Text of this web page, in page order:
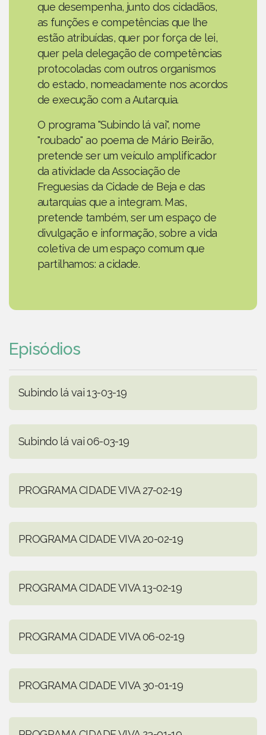
que desempenha, junto dos cidadãos,
as funções e competências que lhe
estão atribuídas, quer por força de lei,
quer pela delegação de competências
protocoladas com outros organismos
do estado, nomeadamente nos acordos
de execução com a Autarquia.
O programa "Subindo lá vai", nome
"roubado" ao poema de Mário Beirão,
pretende ser um veículo amplificador
da atividade da Associação de
Freguesias da Cidade de Beja e das
autarquias que a integram. Mas,
pretende também, ser um espaço de
divulgação e informação, sobre a vida
coletiva de um espaço comum que
partilhamos: a cidade.
Episódios
Subindo lá vai 13-03-19
Subindo lá vai 06-03-19
PROGRAMA CIDADE VIVA 27-02-19
PROGRAMA CIDADE VIVA 20-02-19
PROGRAMA CIDADE VIVA 13-02-19
PROGRAMA CIDADE VIVA 06-02-19
PROGRAMA CIDADE VIVA 30-01-19